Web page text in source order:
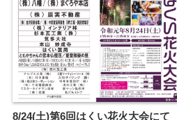
8/24(土)第6回はくい花火大会にて